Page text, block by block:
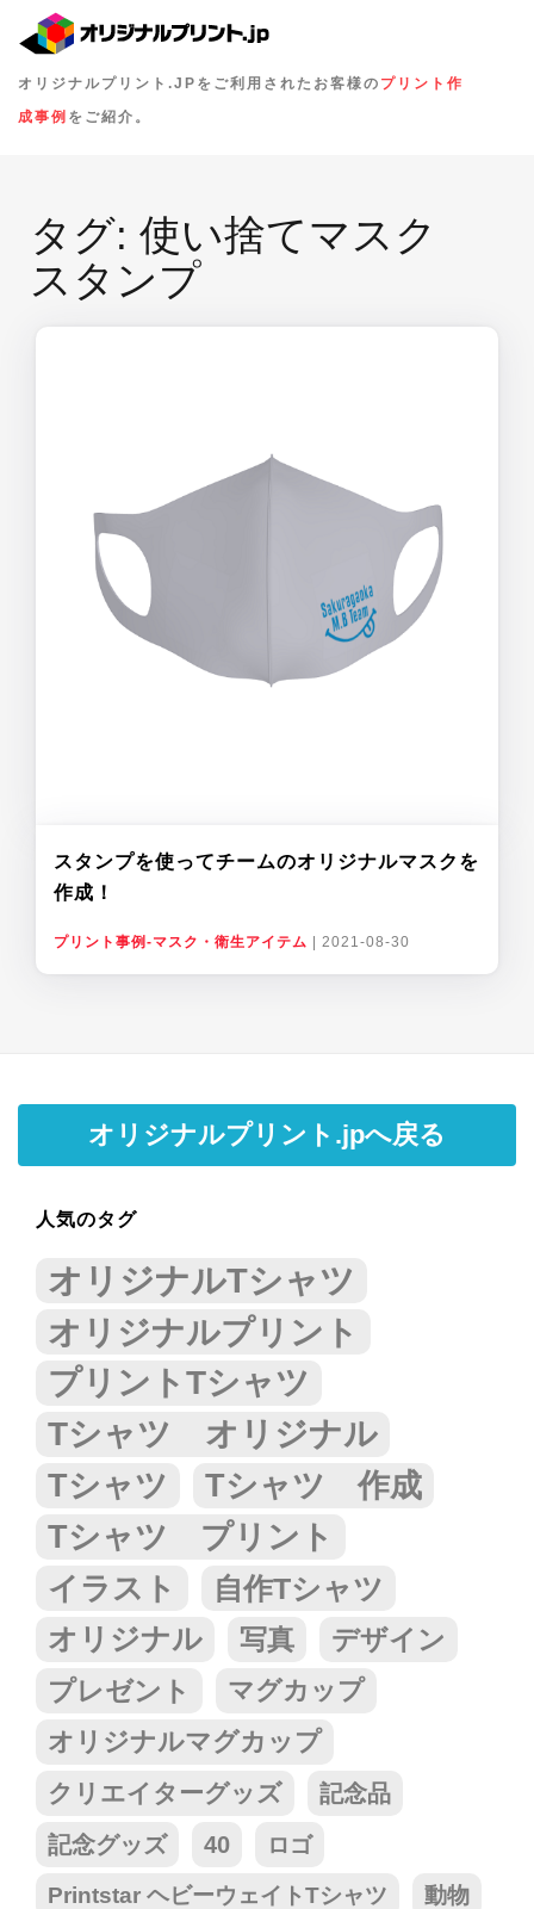
オリジナルプリント.JPをご利用されたお客様の プリント作
成事例 をご紹介。
タグ: 使い捨てマスク
スタンプ
スタンプを使ってチームのオリジナルマスクを
作成！
プリント事例-マスク・衛生アイテム 2021-08-30
オリジナルプリント.jpへ戻る
人気のタグ
オリジナルTシャツ
オリジナルプリント
プリントTシャツ
Tシャツ オリジナル
Tシャツ
Tシャツ 作成
Tシャツ プリント
イラスト 自作Tシャツ
オリジナル 写真
デザイン
プレゼント
マグカップ
オリジナルマグカップ
クリエイターグッズ
記念品
記念グッズ
40 ロゴ
Printstar ヘビーウェイトTシャツ 動物